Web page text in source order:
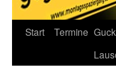
Start Termine